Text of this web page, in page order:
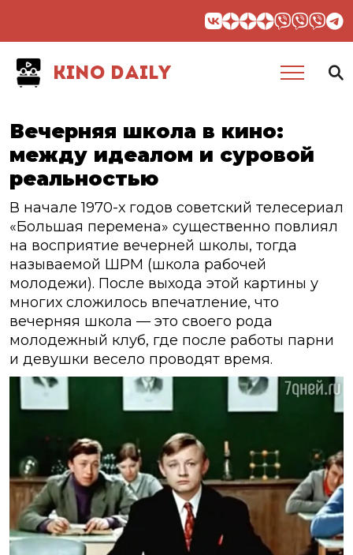
KINO DAILY
Вечерняя школа в кино:
между идеалом и суровой
реальностью
В начале 1970-х годов советский телесериал
«Большая перемена» существенно повлиял
на восприятие вечерней школы, тогда
называемой ШРМ (школа рабочей
молодежи). После выхода этой картины у
многих сложилось впечатление, что
вечерняя школа — это своего рода
молодежный клуб, где после работы парни
и девушки весело проводят время.